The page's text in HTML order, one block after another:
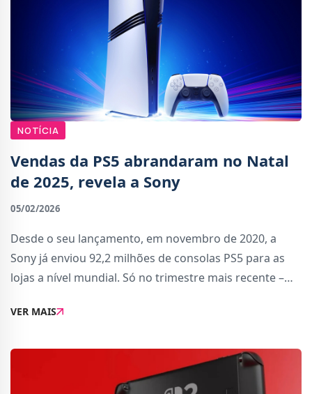
NOTÍCIA
Vendas da PS5 abrandaram no Natal
de 2025, revela a Sony
05/02/2026
Desde o seu lançamento, em novembro de 2020, a
Sony já enviou 92,2 milhões de consolas PS5 para as
lojas a nível mundial. Só no trimestre mais recente –
de unidades.No entanto, quando comp
VER MAIS